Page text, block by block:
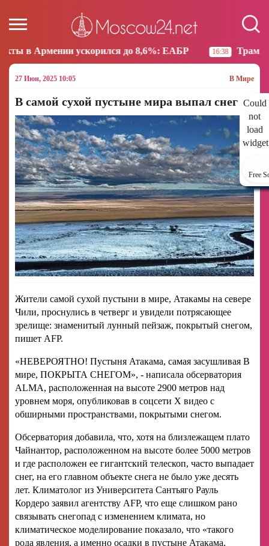
ускорился до 8,6%: ЕАБР 16:38 Трамп: США больше
27 Июн, 2025 10:05 В Мире
Could
not
load
Free
В самой сухой пустыне мира выпал снег
Жители самой сухой пустыни в мире, Атакамы на севере
Чили, проснулись в четверг и увидели потрясающее
зрелище: знаменитый лунный пейзаж, покрытый снегом,
пишет AFP.
«НЕВЕРОЯТНО! Пустыня Атакама, самая засушливая В
мире, ПОКРЫТА СНЕГОМ», - написала обсерватория
ALMA, расположенная на высоте 2900 метров над
уровнем моря, опубликовав в соцсети X видео с
обширными пространствами, покрытыми снегом.
Обсерватория добавила, что, хотя на близлежащем плато
Чайнантор, расположенном на высоте более 5000 метров
и где расположен ее гигантский телескоп, часто выпадает
снег, на его главном объекте снега не было уже десять
лет. Климатолог из Университета Сантьяго Рауль
Кордеро заявил агентству AFP, что еще слишком рано
связывать снегопад с изменением климата, но
климатическое моделирование показало, что «такого
рода явления, а именно осадки в пустыне Атакама,